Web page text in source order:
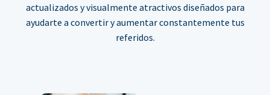
actualizados y visualmente atractivos diseñados para
ayudarte a convertir y aumentar constantemente tus
referidos.